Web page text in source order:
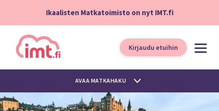
Ikaalisten Matkatoimisto on nyt IMT.fi
Kirjaudu etuihin
AVAA MATKAHAKU